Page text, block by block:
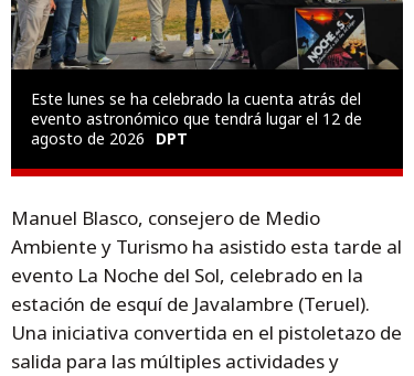
Este lunes se ha celebrado la cuenta atrás del
evento astronómico que tendrá lugar el 12 de
agosto de 2026
DPT
Manuel Blasco, consejero de Medio
Ambiente y Turismo ha asistido esta tarde al
evento La Noche del Sol, celebrado en la
estación de esquí de Javalambre (Teruel).
Una iniciativa convertida en el pistoletazo de
salida para las múltiples actividades y